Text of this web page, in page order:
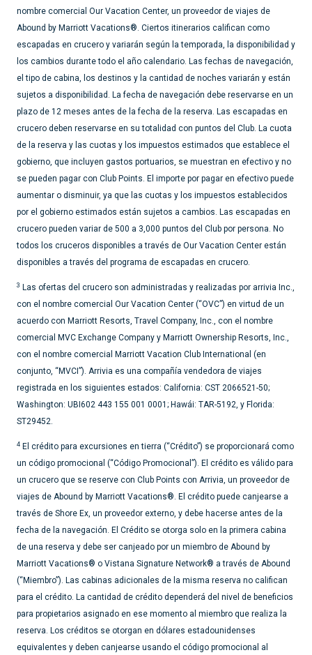
nombre comercial Our Vacation Center, un proveedor de viajes de
Abound by Marriott Vacations®. Ciertos itinerarios califican como
escapadas en crucero y variarán según la temporada, la disponibilidad y
los cambios durante todo el año calendario. Las fechas de navegación,
el tipo de cabina, los destinos y la cantidad de noches variarán y están
sujetos a disponibilidad. La fecha de navegación debe reservarse en un
plazo de 12 meses antes de la fecha de la reserva. Las escapadas en
crucero deben reservarse en su totalidad con puntos del Club. La cuota
de la reserva y las cuotas y los impuestos estimados que establece el
gobierno, que incluyen gastos portuarios, se muestran en efectivo y no
se pueden pagar con Club Points. El importe por pagar en efectivo puede
aumentar o disminuir, ya que las cuotas y los impuestos establecidos
por el gobierno estimados están sujetos a cambios. Las escapadas en
crucero pueden variar de 500 a 3,000 puntos del Club por persona. No
todos los cruceros disponibles a través de Our Vacation Center están
disponibles a través del programa de escapadas en crucero.
3 Las ofertas del crucero son administradas y realizadas por arrivia Inc.,
con el nombre comercial Our Vacation Center (“OVC”) en virtud de un
acuerdo con Marriott Resorts, Travel Company, Inc., con el nombre
comercial MVC Exchange Company y Marriott Ownership Resorts, Inc.,
con el nombre comercial Marriott Vacation Club International (en
conjunto, “MVCI”). Arrivia es una compañía vendedora de viajes
registrada en los siguientes estados: California: CST 2066521-50;
Washington: UBI602 443 155 001 0001; Hawái: TAR-5192, y Florida:
ST29452.
4 El crédito para excursiones en tierra (“Crédito”) se proporcionará como
un código promocional (“Código Promocional”). El crédito es válido para
un crucero que se reserve con Club Points con Arrivia, un proveedor de
viajes de Abound by Marriott Vacations®. El crédito puede canjearse a
través de Shore Ex, un proveedor externo, y debe hacerse antes de la
fecha de la navegación. El Crédito se otorga solo en la primera cabina
de una reserva y debe ser canjeado por un miembro de Abound by
Marriott Vacations® o Vistana Signature Network® a través de Abound
(“Miembro”). Las cabinas adicionales de la misma reserva no califican
para el crédito. La cantidad de crédito dependerá del nivel de beneficios
para propietarios asignado en ese momento al miembro que realiza la
reserva. Los créditos se otorgan en dólares estadounidenses
equivalentes y deben canjearse usando el código promocional al